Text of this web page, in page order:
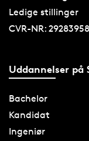
Ledige stillinger
CVR-NR:
Uddannelser på
Bachelor
Kandidat
Ingeniør